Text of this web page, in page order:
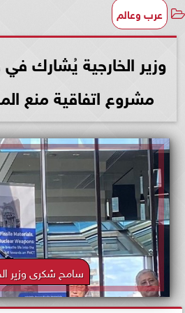
عرب وعالم
وزير الخارجية يُشارك
مشروع اتفاقية منع
سامح شكرى وزير